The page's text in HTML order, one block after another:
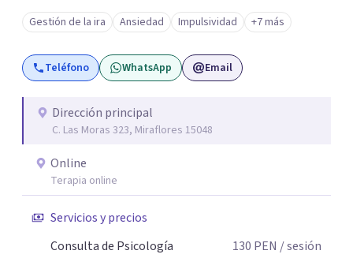
un enfoque integrador con técnicas Cognitivo-
Conductuales, Arteterapia Gestalt y Terapia de Familia y
Pareja, adaptando cada proceso a tus necesidades.
Acompaño a adultos que atraviesan ansiedad, depresión,
motivación y otras situaciones que interfieren en su vida
personal, familiar, laboral o social. Si deseas iniciar este
Gestión de la ira Ansiedad Impulsividad +7 más
Teléfono WhatsApp Email
Dirección principal
C. Las Moras 323, Miraflores 15048
Online
Terapia online
Servicios y precios
Consulta de Psicología
130 PEN / sesión